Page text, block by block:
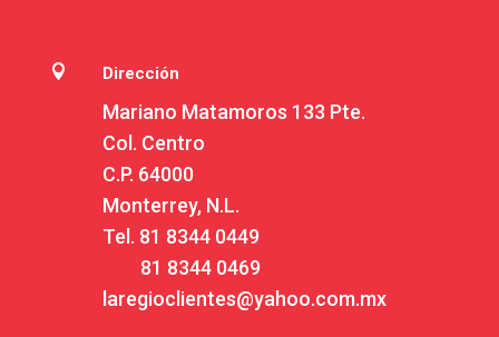
 Dirección
Mariano Matamoros 133 Pte.
Col. Centro
C.P. 64000
Monterrey, N.L.
Tel. 81 8344 0449
81 8344 0469
laregioclientes@yahoo.com.mx